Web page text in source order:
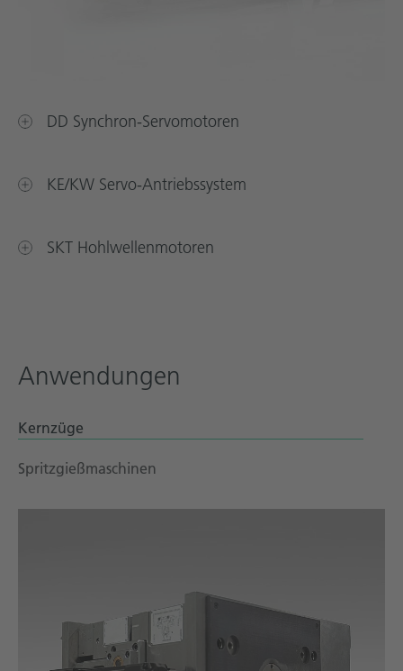
DD Synchron-Servomotoren
KE/KW Servo-Antriebssystem
SKT Hohlwellenmotoren
Anwendungen
Kernzüge
Spritzgießmaschinen